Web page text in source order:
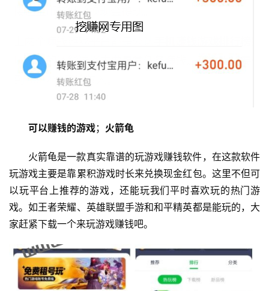
首
页
挖
可以赚钱的游戏； 火箭龟
火箭龟是一款真实靠谱的玩游戏赚钱软件，在这款软件
玩游戏主要是靠累积游戏时长来兑换现金红包。这里不但可
以玩平台上推荐的游戏，还能玩我们平时喜欢玩的热门游
戏。如王者荣耀、英雄联盟手游和和平精英都是能玩的，大
家赶紧下载一个来玩游戏赚钱吧。